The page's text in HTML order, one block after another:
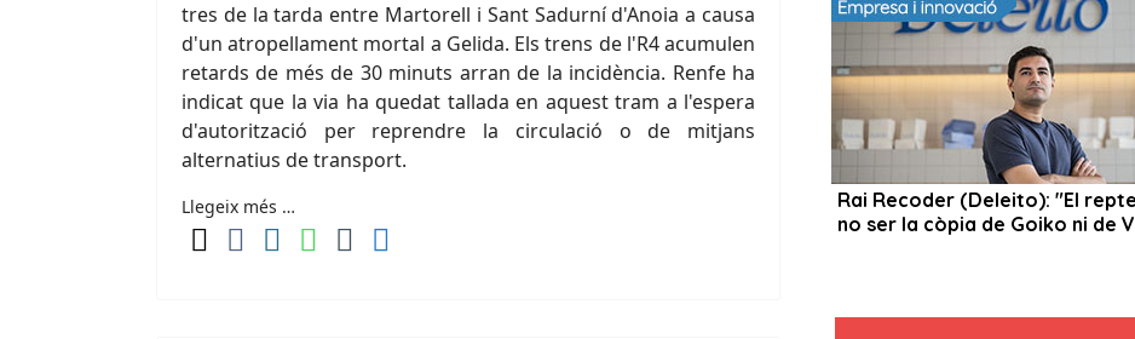
tres de la tarda entre Martorell i Sant Sadurní d'Anoia a causa
d'un atropellament mortal a Gelida. Els trens de l'R4 acumulen
retards de més de 30 minuts arran de la incidència. Renfe ha
indicat que la via ha quedat tallada en aquest tram a l'espera
d'autorització per reprendre la circulació o de mitjans
alternatius de transport.
Llegeix més …